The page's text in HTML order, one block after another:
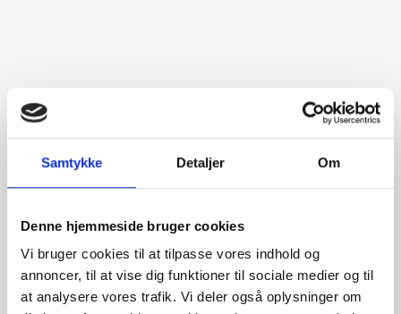
Samtykke Detaljer Om
Denne hjemmeside bruger cookies
Vi bruger cookies til at tilpasse vores indhold og
annoncer, til at vise dig funktioner til sociale medier og til
at analysere vores trafik. Vi deler også oplysninger om